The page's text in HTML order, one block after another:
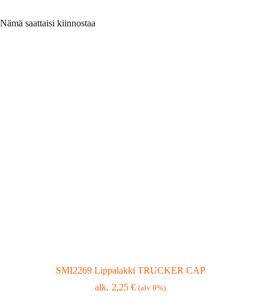
Nämä saattaisi kiinnostaa
SMI2269 Lippalakki TRUCKER CAP
2,25€ (alv 0%)